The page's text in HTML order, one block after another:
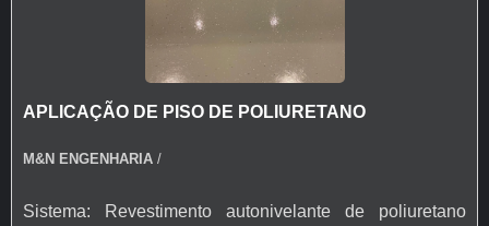
oferecendo segurança, facilidade de limpeza e
durabilidade em áreas de preparo de alimentos. Cumpre
normas sanitárias e facilita aprovação em auditorias.
produtos de limpeza. Superfície contínua, sem juntas →
colaboradores. Excelente custo-benefício em relação a
APLICAÇÃO DE PISO DE POLIURETANO
M&N ENGENHARIA /
Sistema: Revestimento autonivelante de poliuretano